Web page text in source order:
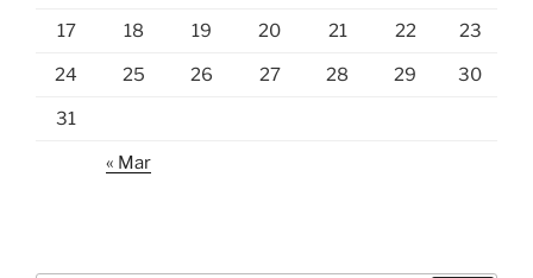
17 18 19 20 21 22 23
24 25 26 27 28 29 30
31
« Mar